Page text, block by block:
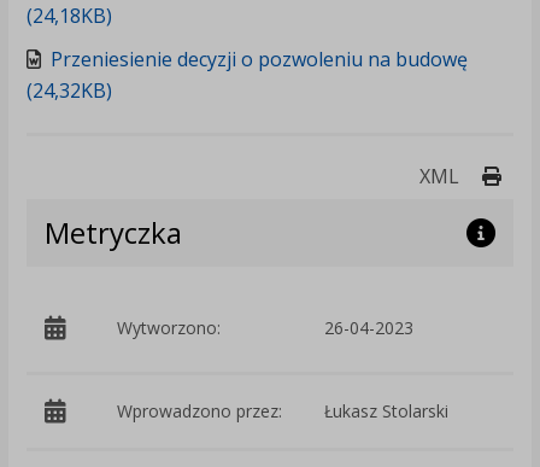
(24,18KB)
Przeniesienie decyzji o pozwoleniu na budowę
(24,32KB)
XML
Metryczka
Wytworzono: 26-04-2023
Wprowadzono przez: Łukasz Stolarski